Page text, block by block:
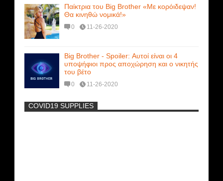
Παίκτρια του Big Brother «Με κορόιδεψαν!
Θα κινηθώ νομικά!»
0 11-26-2020
Big Brother - Spoiler: Αυτοί είναι οι 4
υποψήφιοι προς αποχώρηση και ο νικητής
του βέτο
0 11-26-2020
-
COVID19 SUPPLIES